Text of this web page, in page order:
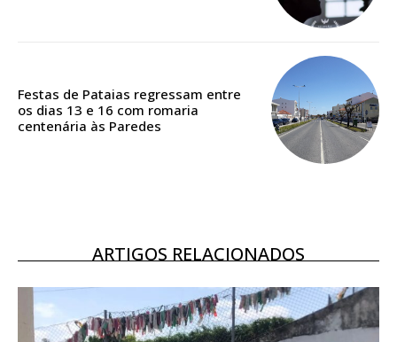
ASSINATURA
DIGITAL ANUAL
Acesso aos conteúdos Exclusivos para
assinantes
Ofertas para assinatura anual
Festas de Pataias regressam entre
os dias 13 e 16 com romaria
centenária às Paredes
ARTIGOS RELACIONADOS